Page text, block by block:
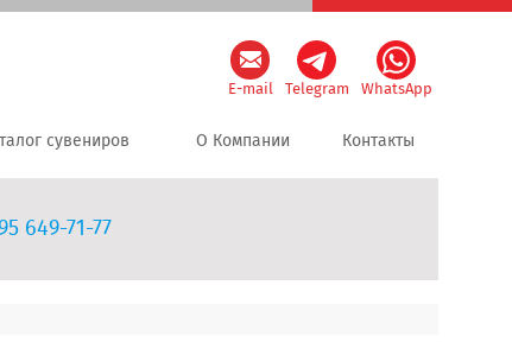
E-mail Telegram WhatsApp
сувениров О Компании Контакты
649-71-77